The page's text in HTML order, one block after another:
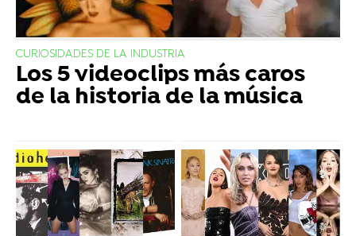
CURIOSIDADES DE LA INDUSTRIA
Los 5 videoclips más caros
de la historia de la música